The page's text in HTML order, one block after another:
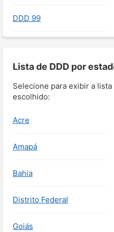
DDD 99
Lista de DDD por
Selecione para exibir a
escolhido:
Acre
Amapá
Bahia
Distrito Federal
Goiás